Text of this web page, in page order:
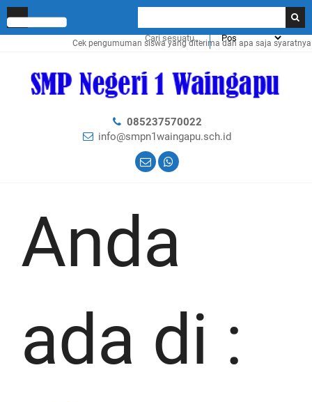
Cek pengumuman siswa yang diterima dan apa saja syaratnya klikDI
085237570022
info@smpn1waingapu.sch.id
Anda
ada di :